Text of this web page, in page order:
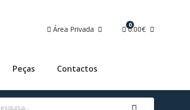
Área Privada 0
0.00€
Peças Contactos